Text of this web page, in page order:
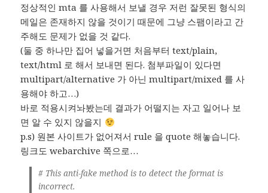
정상적인 mta 를 사용해서 보낼 경우 저런 잘못된 형식의
메일은 존재하지 않을 것이기 때문에 그냥 스팸이라고 간
주해도 문제가 없을 것 같다.
(둘 중 하나만 집어 넣을거면 처음부터 text/plain,
text/html 로 해서 보내면 된다. 첨부파일이 있다면
multipart/alternative 가 아닌 multipart/mixed 를 사
용해야 하고…)
바로 적용시켜놔봤는데 결과가 어떨지는 자고 일어나 보
면 알 수 있지 않을지
p.s) 원본 사이트가 없어져서 rule 을 quote 해놓습니다.
링크도 webarchive 쪽으로…
# This anti-fake method is to detect the format is
incorrect.